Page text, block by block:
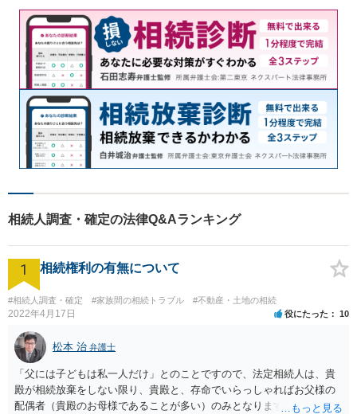
相続人調査・確定の法律Q&Aランキング
1 相続権利の有無について
#相続人調査・確定 #家族間の相続トラブル #不動産・土地の相続
2022年4月17日 役にたった 10
松本 治 弁護士
「父には子どもは私一人だけ」とのことですので、法定相続人は、貴
殿が相続放棄をしない限り、貴殿と、存命でいらっしゃればお父様の
配偶者（貴殿のお母様であることが多い）のみとなります。遺言がな